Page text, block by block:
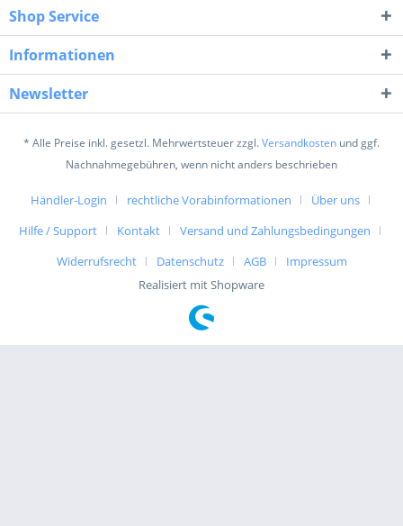
Shop Service
Informationen
Newsletter
* Alle Preise inkl. gesetzl. Mehrwertsteuer zzgl.Versandkosten und ggf.
Nachnahmegebühren, wenn nicht anders beschrieben
Händler-Login rechtliche Vorabinformationen
Über uns
Hilfe / Support
Kontakt
Versand und Zahlungsbedingungen
Widerrufsrecht
Datenschutz AGB
Impressum
Realisiert mit Shopware